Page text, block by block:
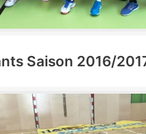
Saison 2016/